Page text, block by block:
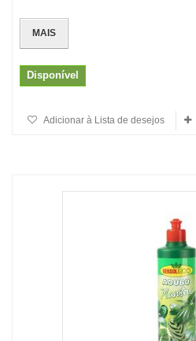
MAIS
Disponível
Adicionar à Lista de desejos